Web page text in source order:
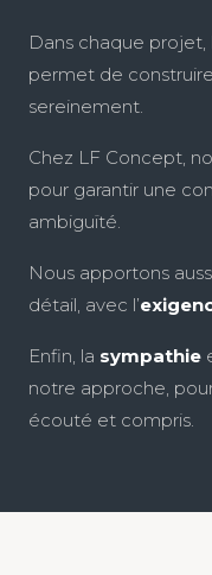
Dans chaque projet,
permet de
sereinement.
Chez LF Concept,
pour garantir une
ambiguïté.
Nous apportons
détail, avec l’
Enfin, la sympathie
notre approche,
écouté et compris.